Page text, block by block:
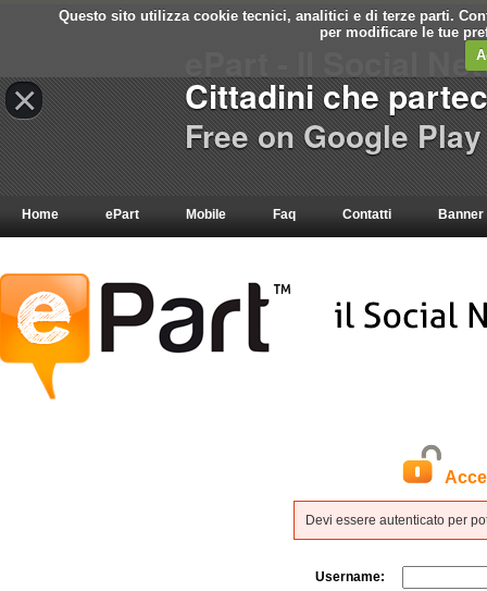
Questo sito utilizza cookie tecnici, analitici e di terze parti.
per modificare le tue
Home ePart Mobile Faq Contatti Banner
Devi essere autenticato per
Username:
×
ePart - Il Social
Cittadini che
Free on Google Play